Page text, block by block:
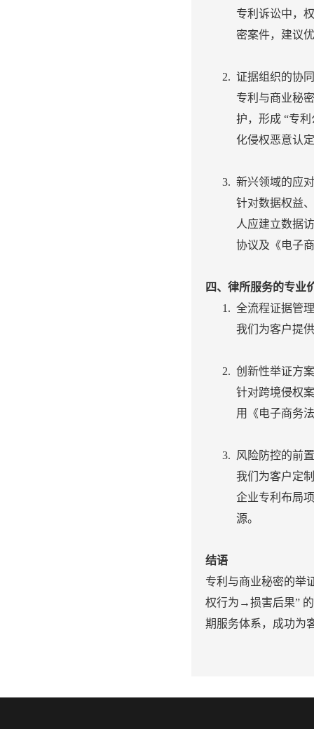
专利诉讼中，
密案件，建议
证据组织的协
专利与商业秘
护，形成 “专
化侵权恶意认
新兴领域的应
针对数据权益
人应建立数据
协议及《电子
四、律所服务的专业
全流程证据管理
我们为客户提
创新性举证方案
针对跨境侵权
用《电子商务
风险防控的前
我们为客户定
企业专利布局
源。
结语
专利与商业秘密的举
权行为→损害后果”
期服务体系，成功为